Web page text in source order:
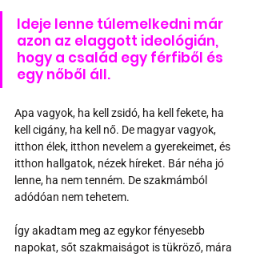
Ideje lenne túlemelkedni már
azon az elaggott ideológián,
hogy a család egy férfiből és
egy nőből áll.
Apa vagyok, ha kell zsidó, ha kell fekete, ha
kell cigány, ha kell nő. De magyar vagyok,
itthon élek, itthon nevelem a gyerekeimet, és
itthon hallgatok, nézek híreket. Bár néha jó
lenne, ha nem tenném. De szakmámból
adódóan nem tehetem.
Így akadtam meg az egykor fényesebb
napokat, sőt szakmaiságot is tükröző, mára